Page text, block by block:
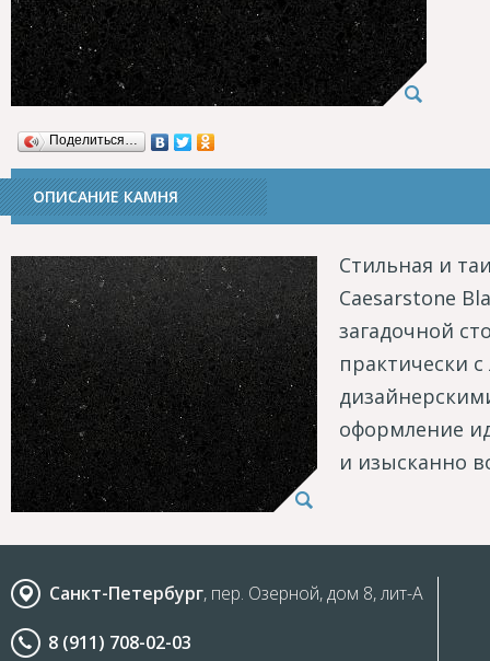
Поделиться…
ОПИСАНИЕ КАМНЯ
Стильная и
Caesarstone
загадочной
практически
оформление
и изысканно
Санкт-Петербург, пер. Озерной, дом 8, лит-А
8 (911) 708-02-03